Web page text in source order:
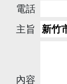
電話
主旨
內容